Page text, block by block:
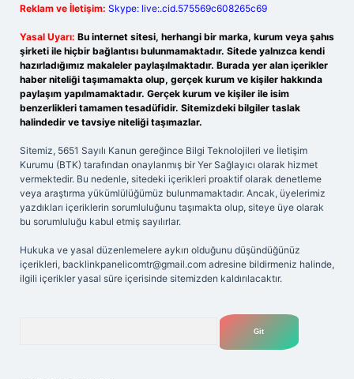
Reklam ve İletişim: Skype: live:.cid.575569c608265c69
Yasal Uyarı: Bu internet sitesi, herhangi bir marka, kurum veya şahıs
şirketi ile hiçbir bağlantısı bulunmamaktadır. Sitede yalnızca kendi
hazırladığımız makaleler paylaşılmaktadır. Burada yer alan içerikler
haber niteliği taşımamakta olup, gerçek kurum ve kişiler hakkında
paylaşım yapılmamaktadır. Gerçek kurum ve kişiler ile isim
benzerlikleri tamamen tesadüfidir. Sitemizdeki bilgiler taslak
halindedir ve tavsiye niteliği taşımazlar.
Sitemiz, 5651 Sayılı Kanun gereğince Bilgi Teknolojileri ve İletişim
Kurumu (BTK) tarafından onaylanmış bir Yer Sağlayıcı olarak hizmet
vermektedir. Bu nedenle, sitedeki içerikleri proaktif olarak denetleme
veya araştırma yükümlülüğümüz bulunmamaktadır. Ancak, üyelerimiz
yazdıkları içeriklerin sorumluluğunu taşımakta olup, siteye üye olarak
bu sorumluluğu kabul etmiş sayılırlar.
Hukuka ve yasal düzenlemelere aykırı olduğunu düşündüğünüz
içerikleri, backlinkpanelicomtr@gmail.com adresine bildirmeniz halinde,
ilgili içerikler yasal süre içerisinde sitemizden kaldırılacaktır.